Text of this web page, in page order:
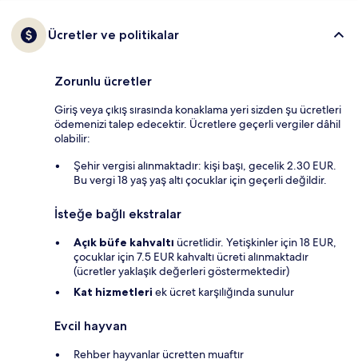
Ücretler ve politikalar
Zorunlu ücretler
Giriş veya çıkış sırasında konaklama yeri sizden şu ücretleri
ödemenizi talep edecektir. Ücretlere geçerli vergiler dâhil
olabilir:
Şehir vergisi alınmaktadır: kişi başı, gecelik 2.30 EUR.
Bu vergi 18 yaş yaş altı çocuklar için geçerli değildir.
İsteğe bağlı ekstralar
Açık büfe kahvaltı ücretlidir. Yetişkinler için 18 EUR,
çocuklar için 7.5 EUR kahvaltı ücreti alınmaktadır
(ücretler yaklaşık değerleri göstermektedir)
Kat hizmetleri ek ücret karşılığında sunulur
Evcil hayvan
Rehber hayvanlar ücretten muaftır